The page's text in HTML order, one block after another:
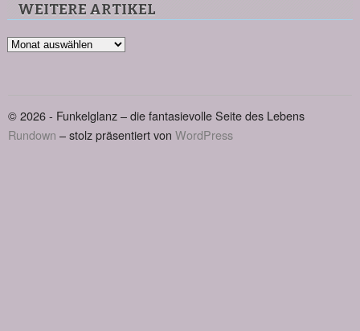
WEITERE ARTIKEL
Weitere
© 2026 - Funkelglanz – die fantasievolle Seite des Lebens
Rundown – stolz präsentiert von WordPress